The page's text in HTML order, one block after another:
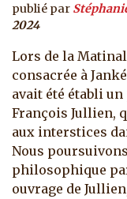
publié par
2024
Lors de la
consacrée à
avait été établi
François Jullien,
aux interstices
Nous
philosophique
ouvrage de